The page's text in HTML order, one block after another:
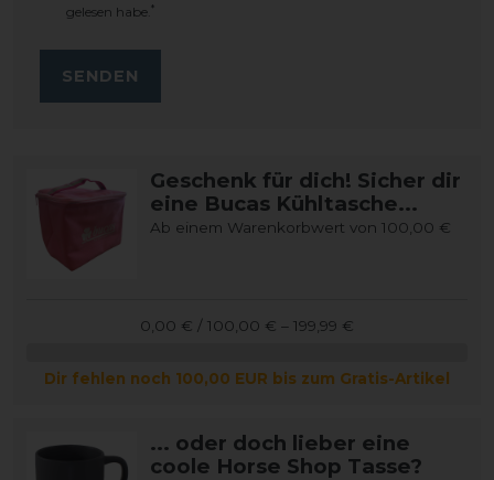
gelesen habe. *
SENDEN
Geschenk für dich! Sicher dir
eine Bucas Kühltasche...
Ab einem Warenkorbwert von 100,00 €
0,00 € / 100,00 € – 199,99 €
Dir fehlen noch 100,00 EUR bis zum Gratis-Artikel
... oder doch lieber eine
coole Horse Shop Tasse?